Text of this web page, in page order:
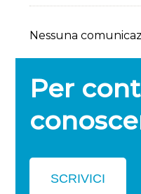
Nessuna
Per
SCRIVICI